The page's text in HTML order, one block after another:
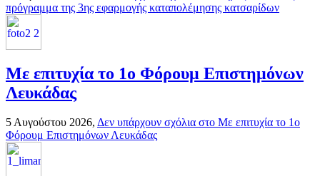
πρόγραμμα της 3ης εφαρμογής καταπολέμησης κατσαρίδων
Με επιτυχία το 1ο Φόρουμ Επιστημόνων
Λευκάδας
5 Αυγούστου 2026, Δεν υπάρχουν σχόλια στο Με επιτυχία το 1ο
Φόρουμ Επιστημόνων Λευκάδας